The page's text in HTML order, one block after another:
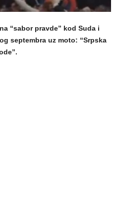
“sabor pravde” kod Suda i
septembra uz moto: “Srpska